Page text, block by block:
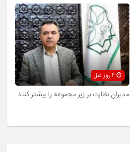
4 روز قبل
مدیران نظارت بر زیر مجموعه را بیشتر کنند